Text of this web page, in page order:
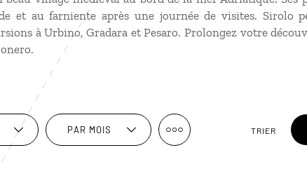
et au farniente après une journée de visites. Sirolo
à Urbino, Gradara et Pesaro. Prolongez votre
PAR MOIS TRIER